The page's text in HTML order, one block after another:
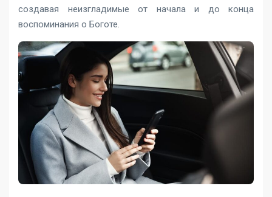
создавая неизгладимые от начала и до конца
воспоминания о Боготе.